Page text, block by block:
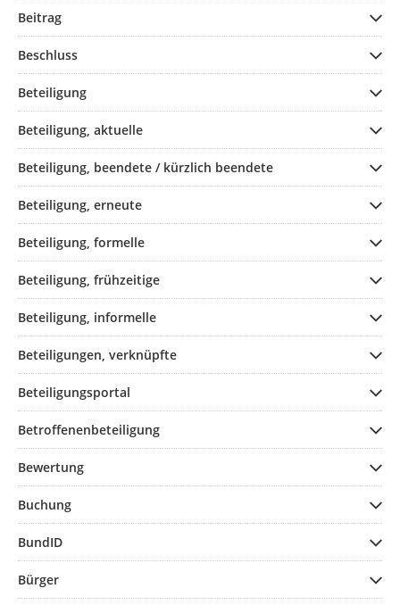
Beitrag
Beschluss
Beteiligung
Beteiligung, aktuelle
Beteiligung, beendete / kürzlich beendete
Beteiligung, erneute
Beteiligung, formelle
Beteiligung, frühzeitige
Beteiligung, informelle
Beteiligungen, verknüpfte
Beteiligungsportal
Betroffenenbeteiligung
Bewertung
Buchung
BundID
Bürger